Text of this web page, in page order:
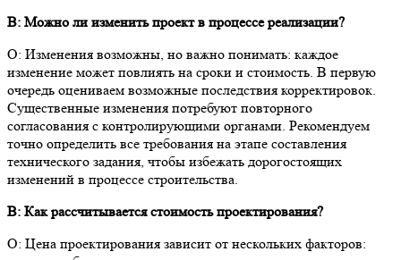
В: Можно ли изменить проект в процессе реализации?
О: Изменения возможны, но важно понимать: каждое
изменение может повлиять на сроки и стоимость. В первую
очередь оцениваем возможные последствия корректировок.
Существенные изменения потребуют повторного
согласования с контролирующими органами. Рекомендуем
точно определить все требования на этапе составления
технического задания, чтобы избежать дорогостоящих
изменений в процессе строительства.
В: Как рассчитывается стоимость проектирования?
О: Цена проектирования зависит от нескольких факторов: